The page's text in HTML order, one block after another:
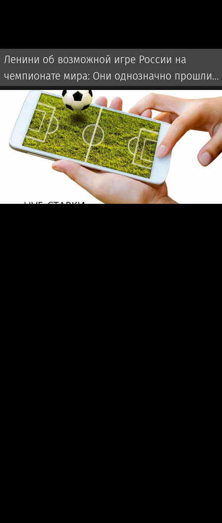
Ленини об возможной игре России на
чемпионате мира: Они однозначно прошли
бы далеко